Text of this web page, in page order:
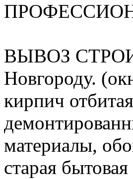
ВЫВОЗ
Новгороду.
кирпич
материалы,
старая